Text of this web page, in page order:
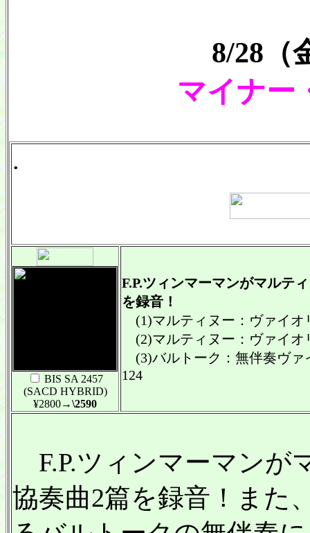
8/28（
マイナー
.
BIS SA 2457
(SACD HYBRID)
¥2800→\2590
F.P.ツィンマーマンがマルテ
を録音！
(1)マルティヌー：ヴァイオ
(2)マルティヌー：ヴァイオ
(3)バルトーク：無伴奏ヴァ
124
F.P.ツィンマーマンが
協奏曲2篇を録音！また